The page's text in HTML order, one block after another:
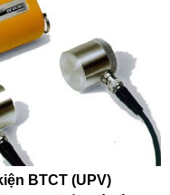
BTCT (UPV)